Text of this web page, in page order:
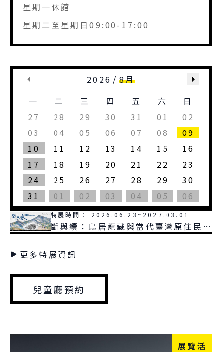
星期一休館
星期二至星期日09:00-17:00
2026 / 8月
一
二 三 四 五 六
日
27
28 29 30 31 01
02
03
04 05 06 07 08
09
10
11 12 13 14 15
16
17
18 19 20 21 22
23
24
25 26 27 28 29
30
31
01 02 03 04 05 06
特展時間： 2026.06.23~2027.03.01
斷與續：鳥居龍藏與當代臺灣原住民族
的對話
更多特展資訊
兒童廳預約
展覽活